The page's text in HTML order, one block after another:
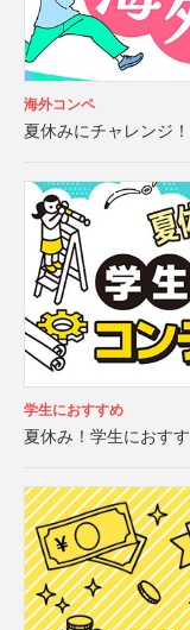
海外コンペ
夏休みにチャレンジ
学生におすすめ
夏休み！学生におす